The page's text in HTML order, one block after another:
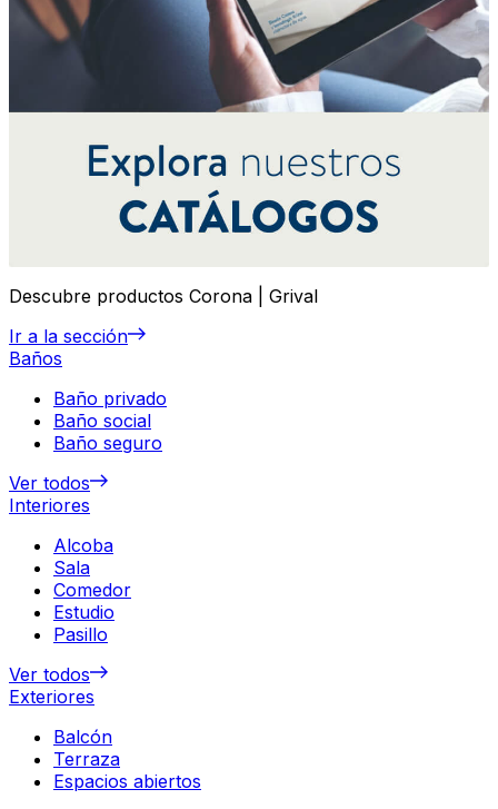
Descubre productos Corona | Grival
Ir a la sección
Baños
Baño privado
Baño social
Baño seguro
Ver todos
Interiores
Alcoba
Sala
Comedor
Estudio
Pasillo
Ver todos
Exteriores
Balcón
Terraza
Espacios abiertos